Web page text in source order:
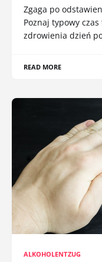
Zgaga po
Poznaj typowy
zdrowienia dzień
READ MORE
ALKOHOLENTZUG